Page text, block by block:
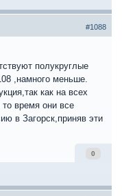
#1088
полукруглые
,намного меньше.
как на всех
то время они все
в Загорск,приняв эти
0